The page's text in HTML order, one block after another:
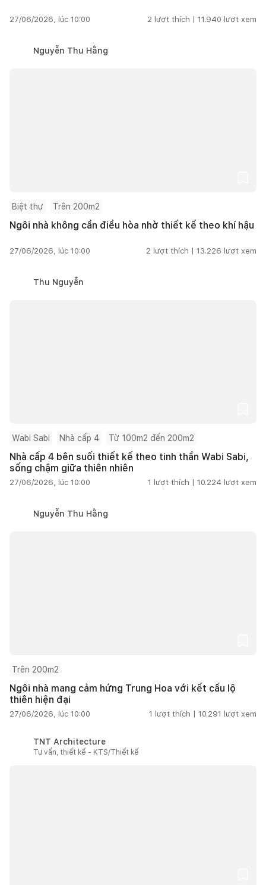
27/06/2026, lúc 10:00 2 lượt thích | 11.940 lượt xem
Nguyễn Thu Hằng
Biệt thự Trên 200m2
Ngôi nhà không cần điều hòa nhờ thiết kế theo khí hậu
27/06/2026, lúc 10:00 2 lượt thích | 13.226 lượt xem
Thu Nguyễn
Wabi Sabi Nhà cấp 4 Từ 100m2 đến 200m2
Nhà cấp 4 bên suối thiết kế theo tinh thần Wabi Sabi,
sống chậm giữa thiên nhiên
27/06/2026, lúc 10:00 1 lượt thích | 10.224 lượt xem
Nguyễn Thu Hằng
Trên 200m2
Ngôi nhà mang cảm hứng Trung Hoa với kết cấu lộ
thiên hiện đại
27/06/2026, lúc 10:00 1 lượt thích | 10.291 lượt xem
TNT Architecture
Tư vấn, thiết kế - KTS/Thiết kế